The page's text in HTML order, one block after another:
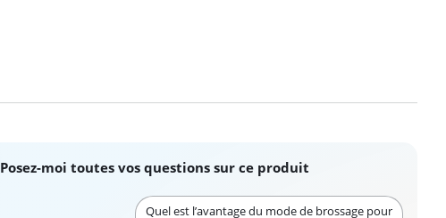
Posez-moi toutes vos questions sur ce produit
Quel est l’avantage du mode de brossage pour